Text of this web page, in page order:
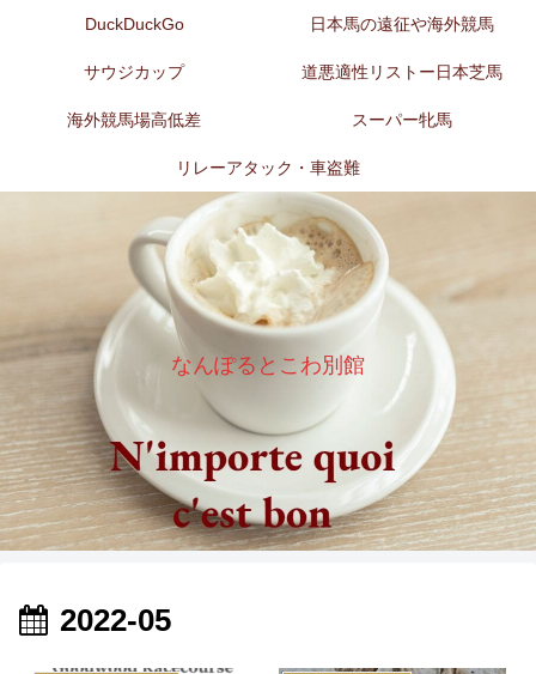
なんぽるとこわ別館
DuckDuckGo 日本馬の遠征や海外競馬
サウジカップ 道悪適性リストー日本芝馬
海外競馬場高低差 スーパー牝馬
リレーアタック・車盗難
2022-05